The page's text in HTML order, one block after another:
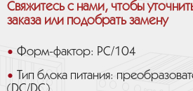
Свяжитесь с нами, чтобы
заказа или подобрать замену
Форм-фактор: PC/104
Тип блока питания: